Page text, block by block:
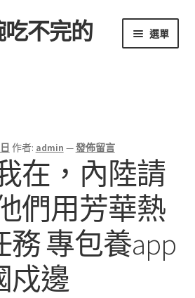
不完的
選單
作者: admin —發佈留言
在，內陸請
們用芳華熱
專包養app
戍邊